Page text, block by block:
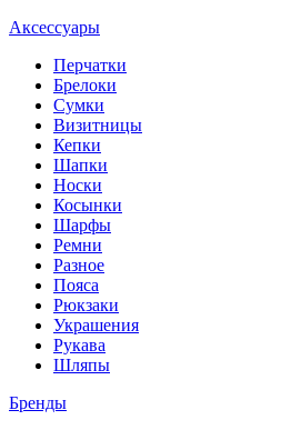
Аксессуары
Перчатки
Брелоки
Сумки
Визитницы
Кепки
Шапки
Носки
Косынки
Шарфы
Ремни
Разное
Пояса
Рюкзаки
Украшения
Рукава
Шляпы
Бренды